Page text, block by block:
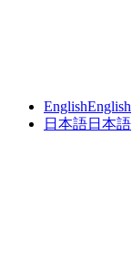
EnglishEnglish
日本語日本語